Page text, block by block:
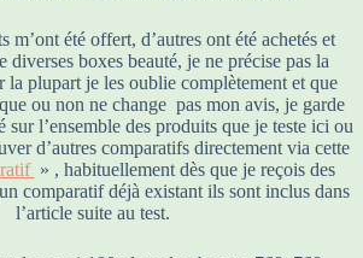
m’ont été offert, d’autres ont été achetés et
diverses boxes beauté, je ne précise pas la
la plupart je les oublie complètement et que
ou non ne change pas mon avis, je garde
l’ensemble des produits que je teste ici ou
d’autres comparatifs directement via cette
» , habituellement dès que je reçois des
comparatif déjà existant ils sont inclus dans
l’article suite au test.